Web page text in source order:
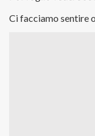
Ci facciamo sentire o